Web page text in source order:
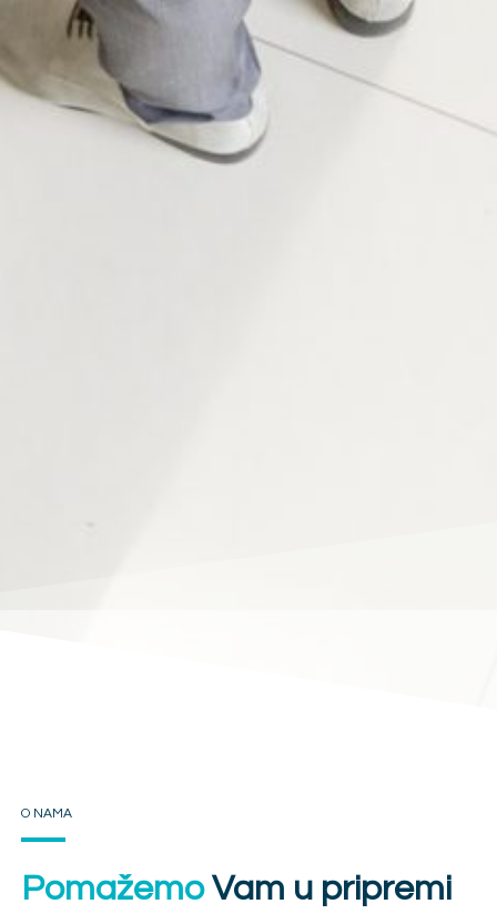
O NAMA
PomažemoVam u pripremi